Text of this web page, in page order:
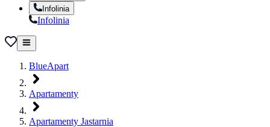
Infolinia
Infolinia
BlueApart
Apartamenty
Apartamenty Jastarnia